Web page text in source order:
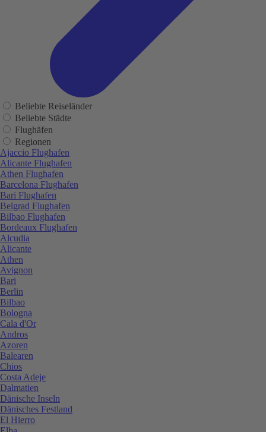
Beliebte Reiseländer
Beliebte Städte
Flughäfen
Regionen
Ajaccio Flughafen
Alicante Flughafen
Athen Flughafen
Barcelona Flughafen
Bari Flughafen
Belgrad Flughafen
Bilbao Flughafen
Bordeaux Flughafen
Alcudia
Alicante
Athen
Avignon
Bari
Berlin
Bilbao
Bologna
Cala d'Or
Andros
Azoren
Balearen
Chios
Costa Adeje
Dalmatien
Dänische Inseln
Dänisches Festland
El Hierro